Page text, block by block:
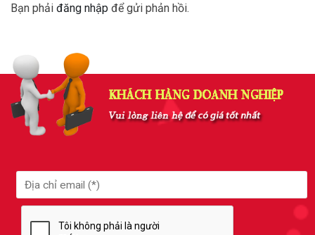
Bạn phải đăng nhập để gửi phản hồi.